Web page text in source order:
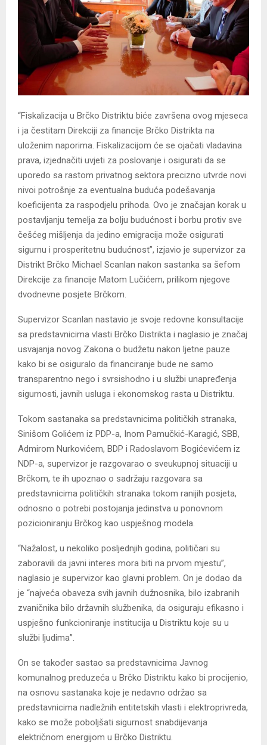
“Fiskalizacija u Brčko Distriktu biće završena ovog mjeseca
i ja čestitam Direkciji za financije Brčko Distrikta na
uloženim naporima. Fiskalizacijom će se ojačati vladavina
prava, izjednačiti uvjeti za poslovanje i osigurati da se
uporedo sa rastom privatnog sektora precizno utvrde novi
nivoi potrošnje za eventualna buduća podešavanja
koeficijenta za raspodjelu prihoda. Ovo je značajan korak u
postavljanju temelja za bolju budućnost i borbu protiv sve
češćeg mišljenja da jedino emigracija može osigurati
sigurnu i prosperitetnu budućnost”, izjavio je supervizor za
Distrikt Brčko Michael Scanlan nakon sastanka sa šefom
Direkcije za financije Matom Lučićem, prilikom njegove
dvodnevne posjete Brčkom.
Supervizor Scanlan nastavio je svoje redovne konsultacije
sa predstavnicima vlasti Brčko Distrikta i naglasio je značaj
usvajanja novog Zakona o budžetu nakon ljetne pauze
kako bi se osiguralo da financiranje bude ne samo
transparentno nego i svrsishodno i u službi unapređenja
sigurnosti, javnih usluga i ekonomskog rasta u Distriktu.
Tokom sastanaka sa predstavnicima političkih stranaka,
Sinišom Golićem iz PDP-a, Inom Pamučkić-Karagić, SBB,
Admirom Nurkovićem, BDP i Radoslavom Bogićevićem iz
NDP-a, supervizor je razgovarao o sveukupnoj situaciji u
Brčkom, te ih upoznao o sadržaju razgovara sa
predstavnicima političkih stranaka tokom ranijih posjeta,
odnosno o potrebi postojanja jedinstva u ponovnom
pozicioniranju Brčkog kao uspješnog modela.
“Nažalost, u nekoliko posljednjih godina, političari su
zaboravili da javni interes mora biti na prvom mjestu”,
naglasio je supervizor kao glavni problem. On je dodao da
je “najveća obaveza svih javnih dužnosnika, bilo izabranih
zvaničnika bilo državnih službenika, da osiguraju efikasno i
uspješno funkcioniranje institucija u Distriktu koje su u
službi ljudima”.
On se također sastao sa predstavnicima Javnog
komunalnog preduzeća u Brčko Distriktu kako bi procijenio,
na osnovu sastanaka koje je nedavno održao sa
predstavnicima nadležnih entitetskih vlasti i elektroprivreda,
kako se može poboljšati sigurnost snabdijevanja
električnom energijom u Brčko Distriktu.